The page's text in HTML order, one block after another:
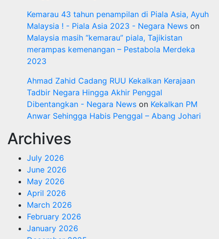
Kemarau 43 tahun penampilan di Piala Asia, Ayuh
Malaysia ! - Piala Asia 2023 - Negara News on
Malaysia masih “kemarau” piala, Tajikistan
merampas kemenangan – Pestabola Merdeka
2023
Ahmad Zahid Cadang RUU Kekalkan Kerajaan
Tadbir Negara Hingga Akhir Penggal
Dibentangkan - Negara News on Kekalkan PM
Anwar Sehingga Habis Penggal – Abang Johari
Archives
July 2026
June 2026
May 2026
April 2026
March 2026
February 2026
January 2026